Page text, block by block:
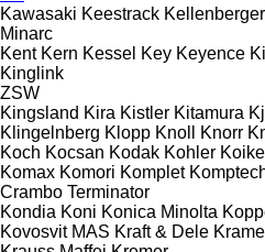
Kawasaki Keestrack Kellenberger
Minarc
Kent Kern Kessel Key Keyence
Kinglink
ZSW
Kingsland Kira Kistler Kitamura
Klingelnberg Klopp Knoll Knorr
Koch Kocsan Kodak Kohler Koike
Komax Komori Komplet
Crambo Terminator
Kondia Koni Konica Minolta
Kovosvit MAS Kraft & Dele